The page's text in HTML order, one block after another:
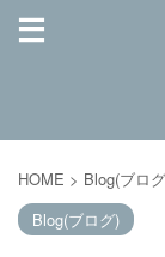
HOME > Blog(ブロ
Blog(ブログ)